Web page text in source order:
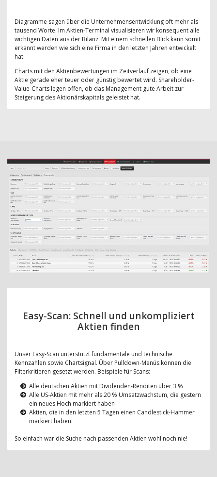
Diagramme sagen über die Unternehmensentwicklung oft mehr als
tausend Worte. Im Aktien-Terminal visualisieren wir konsequent alle
wichtigen Daten aus der Bilanz. Mit einem schnellen Blick kann somit
erkannt werden wie sich eine Firma in den letzten Jahren entwickelt
hat.
Charts mit den Aktienbewertungen im Zeitverlauf zeigen, ob eine
Aktie gerade eher teuer oder günstig bewertet wird. Shareholder-
Value-Charts legen offen, ob das Management gute Arbeit zur
Steigerung des Aktionärskapitals geleistet hat.
Easy-Scan: Schnell und unkompliziert
Aktien finden
Unser Easy-Scan unterstützt fundamentale und technische
Kennzahlen sowie Chartsignal. Über Pulldown-Menüs können die
Filterkritieren gesetzt werden. Beispiele für Scans:
Alle deutschen Aktien mit Dividenden-Renditen über 3 %
Alle US-Aktien mit mehr als 20 % Umsatzwachstum, die gestern
ein neues Hoch markiert haben
Aktien, die in den letzten 5 Tagen einen Candlestick-Hammer
markiert haben.
So einfach war die Suche nach passenden Aktien wohl noch nie!